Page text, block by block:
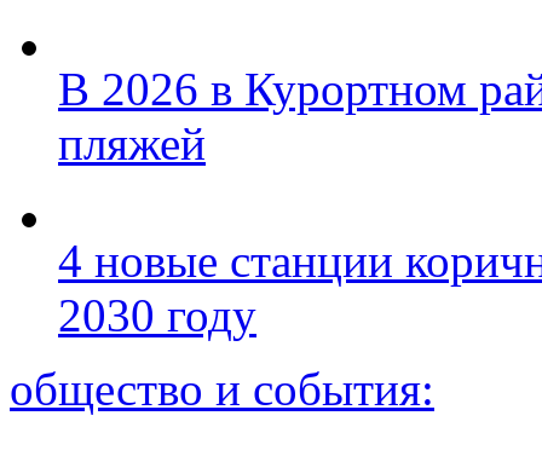
В 2026 в Курортном
пляжей
4 новые станции
2030 году
общество и события: